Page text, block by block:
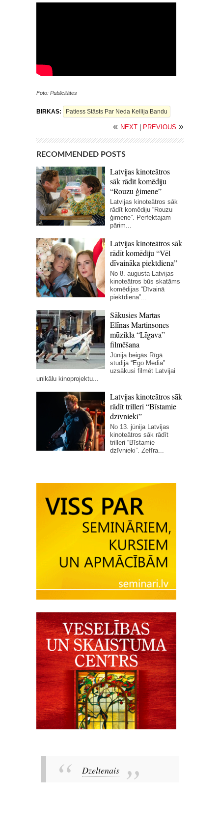
Foto: Publicitātes
BIRKAS: Patiess Stāsts Par Neda Kellija Bandu
« NEXT PREVIOUS »
RECOMMENDED POSTS
Latvijas kinoteātros
sāk rādīt komēdiju
“Rouzu ģimene”
Latvijas kinoteātros sāk
rādīt komēdiju “Rouzu
ģimene”. Perfektajam
pārim...
Latvijas kinoteātros sāk
rādīt komēdiju “Vēl
dīvaināka piektdiena”
No 8. augusta Latvijas
kinoteātros būs skatāms
komēdijas “Dīvainā
piektdiena”...
Sākusies Martas
Elīnas Martinsones
mūzikla “Līgava”
filmēšana
Jūnija beigās Rīgā
studija “Ego Media”
uzsākusi filmēt Latvijai
unikālu kinoprojektu...
Latvijas kinoteātros sāk
rādīt trilleri “Bīstamie
dzīvnieki”
No 13. jūnija Latvijas
kinoteātros sāk rādīt
trilleri “Bīstamie
dzīvnieki”. Zefīra...
Dzeltenais